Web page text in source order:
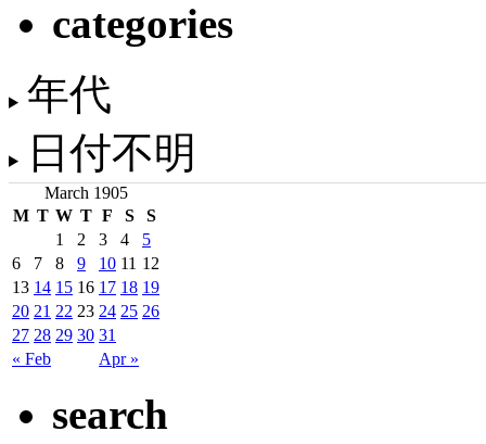
categories
年代
日付不明
March 1905
M T W T F S S
« Feb Apr »
1 2 3 4
5
6
7 8 9 10 11 12
13 14 15 16 17 18 19
20 21 22 23 24 25 26
27 28 29 30 31
search